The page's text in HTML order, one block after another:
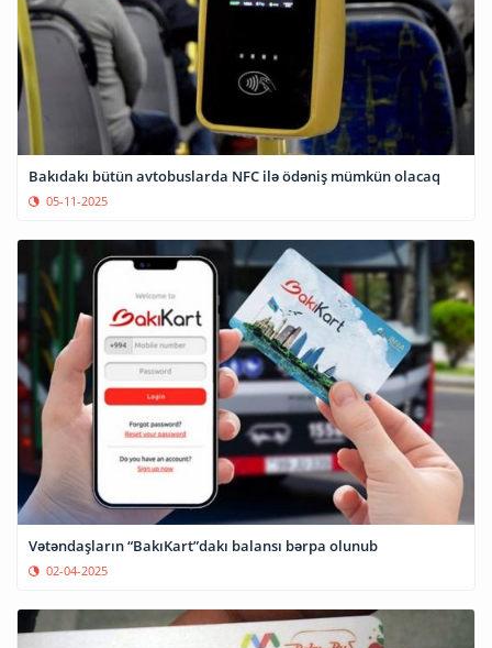
Bakıdakı bütün avtobuslarda NFC ilə ödəniş mümkün olacaq
05-11-2025
Vətəndaşların “BakıKart”dakı balansı bərpa olunub
02-04-2025